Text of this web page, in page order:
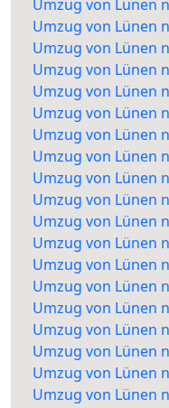
Umzug von Lünen
Umzug von Lünen
Umzug von Lünen
Umzug von Lünen
Umzug von Lünen
Umzug von Lünen
Umzug von Lünen
Umzug von Lünen
Umzug von Lünen
Umzug von Lünen
Umzug von Lünen
Umzug von Lünen
Umzug von Lünen
Umzug von Lünen
Umzug von Lünen
Umzug von Lünen
Umzug von Lünen
Umzug von Lünen
Umzug von Lünen